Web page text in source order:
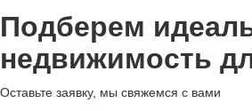
Подберем
недвижимость
Оставьте заявку, мы свяжемся с вами